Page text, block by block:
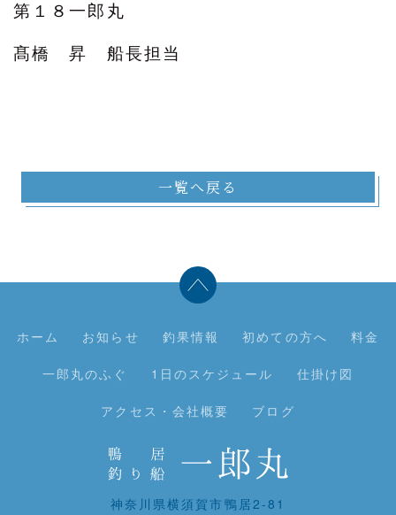
第１８一郎丸
髙橋 昇 船長担当
一覧へ戻る
ホーム お知らせ 釣果情報 初めての方へ 料金
一郎丸のふぐ 1日のスケジュール 仕掛け図
アクセス・会社概要 ブログ
神奈川県横須賀市鴨居2-81